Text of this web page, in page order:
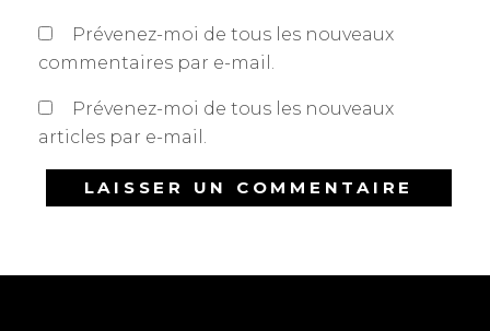
Prévenez-moi de tous les nouveaux
commentaires par e-mail.
Prévenez-moi de tous les nouveaux
articles par e-mail.